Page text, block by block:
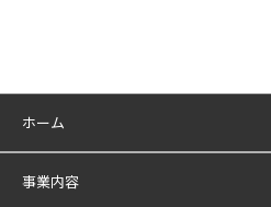
ホーム
事業内容